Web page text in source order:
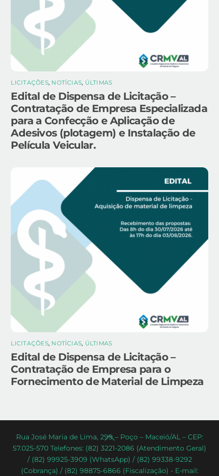
LICITAÇÕES, NOTÍCIAS, ÚLTIMAS
Edital de Dispensa de Licitação –
Contratação de Empresa Especializada
para a Confecção e Aplicação de
Adesivos (plotagem) e Instalação de
Película Veicular.
LICITAÇÕES, NOTÍCIAS, ÚLTIMAS
Edital de Dispensa de Licitação –
Contratação de Empresa para o
Fornecimento de Material de Limpeza
Back
To
Top
Rua José Maria de Lima, 299 – Poço – Maceió/AL – CEP:
57.025-570 Telefones: (82) 3221-2086 (Atendimento Geral)
/ (82) 99925-3909 (WhatsApp) / (82) 99338-9292
(Cobrança) / (82) 98875-6866 (Fiscalização) - E-mail: